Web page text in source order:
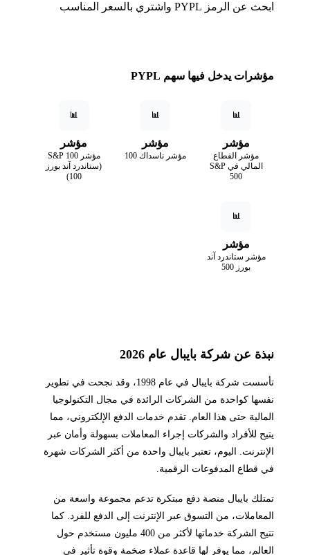
ابحث عن الرمز PYPL واشتري بالسعر المناسب
مؤشرات يدخل فيها سهم PYPL
📊
مؤشر
مؤشر القطاع
المالي في S&P
500
📊
مؤشر
مؤشر ناسداك 100
📊
مؤشر
مؤشر S&P 100
(ستاندرد آند بورز
100)
📊
مؤشر
مؤشر ستاندرد آند
بورز 500
نبذة عن شركة بايبال عام 2026
تأسست شركة بايبال في عام 1998، وقد نجحت في تطوير
نفسها كواحدة من الشركات الرائدة في مجال التكنولوجيا
المالية حتى هذا العام. تقدم خدمات الدفع الإلكتروني، مما
يتيح للأفراد والشركات إجراء المعاملات بسهولة وأمان عبر
الإنترنت. اليوم، تعتبر بايبال واحدة من أكثر الشركات شهرة
في قطاع المدفوعات الرقمية.
تمتلك بايبال منصة دفع مبتكرة تدعم مجموعة واسعة من
المعاملات، من التسوق عبر الإنترنت إلى الدفع للفرد. كما
تتيح الشركة خدماتها لأكثر من 400 مليون مستخدم حول
العالم، مما يوفر لها قاعدة عملاء ضخمة وقوة تأثير في